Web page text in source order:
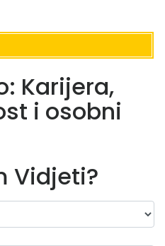
Karijera,
i osobni
Vidjeti?